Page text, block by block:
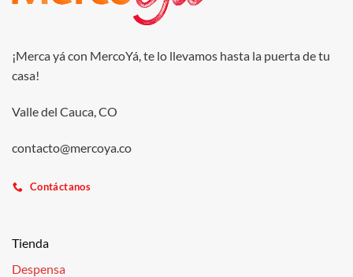
¡Merca yá con MercoYá, te lo llevamos hasta la puerta de tu
casa!
Valle del Cauca, CO
contacto@mercoya.co
Contáctanos
Tienda
Despensa